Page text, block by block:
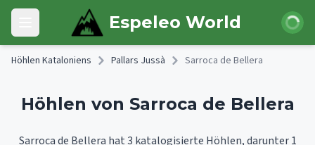
Skip to main content
Open main menu Espeleo World
Höhlen Kataloniens Pallars Jussà Sarroca de Bellera
Höhlen von Sarroca de Bellera
Sarroca de Bellera hat 3 katalogisierte Höhlen, darunter 1